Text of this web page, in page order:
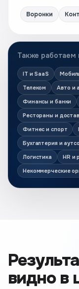
Воронки
Также работаем
IT и SaaS
Телеком
Авто и
Финансы и банки
Рестораны и
Фитнес и спорт
Бухгалтерия и
Логистика
HR и
Некоммерческие
видно в